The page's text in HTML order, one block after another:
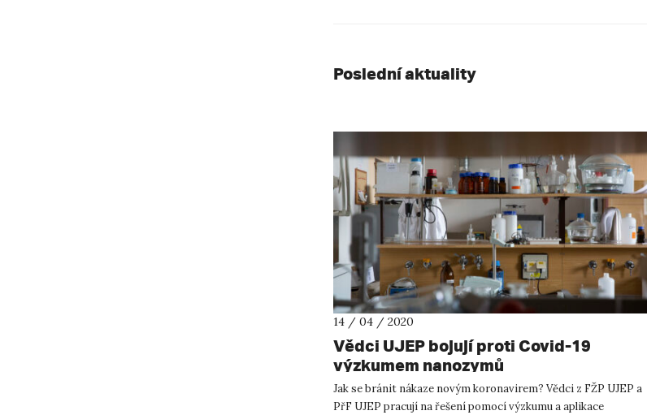
Poslední aktuality
14 / 04 / 2020
Vědci UJEP bojují proti Covid-19
výzkumem nanozymů
Jak se bránit nákaze novým koronavirem? Vědci z FŽP UJEP a
PřF UJEP pracují na řešení pomocí výzkumu a aplikace